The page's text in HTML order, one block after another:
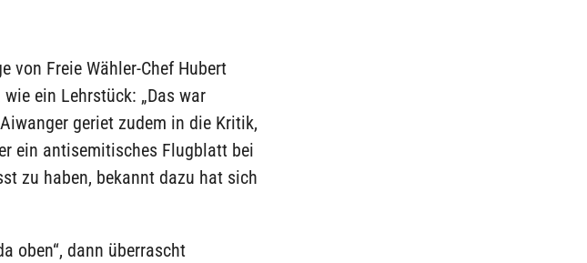
von Freie Wähler-Chef Hubert
ein Lehrstück: „Das war
geriet zudem in die Kritik,
ein antisemitisches Flugblatt bei
zu haben, bekannt dazu hat sich
oben“, dann überrascht